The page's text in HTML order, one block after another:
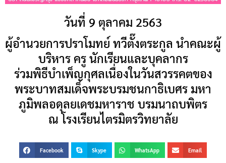
วันที่ 9 ตุลาคม 2563
ผู้อำนวยการปราโมทย์ ทวีตั๊งตระกูล นำคณะผู้
บริหาร ครู นักเรียนและบุคลากร
ร่วมพิธีบำเพ็ญกุศลเนื่องในวันสวรรคตของ
พระบาทสมเด็จพระบรมชนกาธิเบศร มหา
ภูมิพลอดุลยเดชมหาราช บรมนาถบพิตร
ณ โรงเรียนไตรมิตรวิทยาลัย
Facebook Skype WhatsApp Email